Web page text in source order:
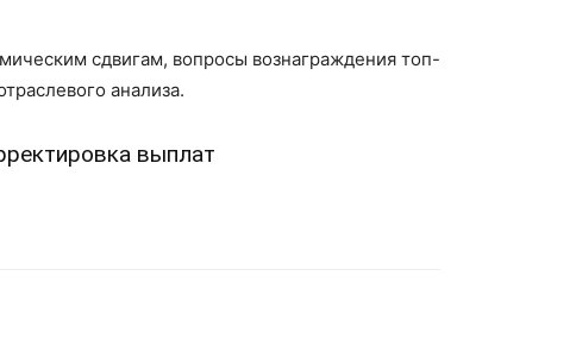
сдвигам, вопросы вознаграждения топ-
анализа.
выплат